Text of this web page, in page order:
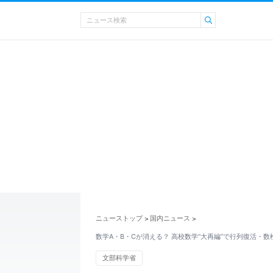
ニューストップ > 国内ニュース >
数学A・B・Cが消える？ 高校数学“大再編”で行列復活・数
文部科学省